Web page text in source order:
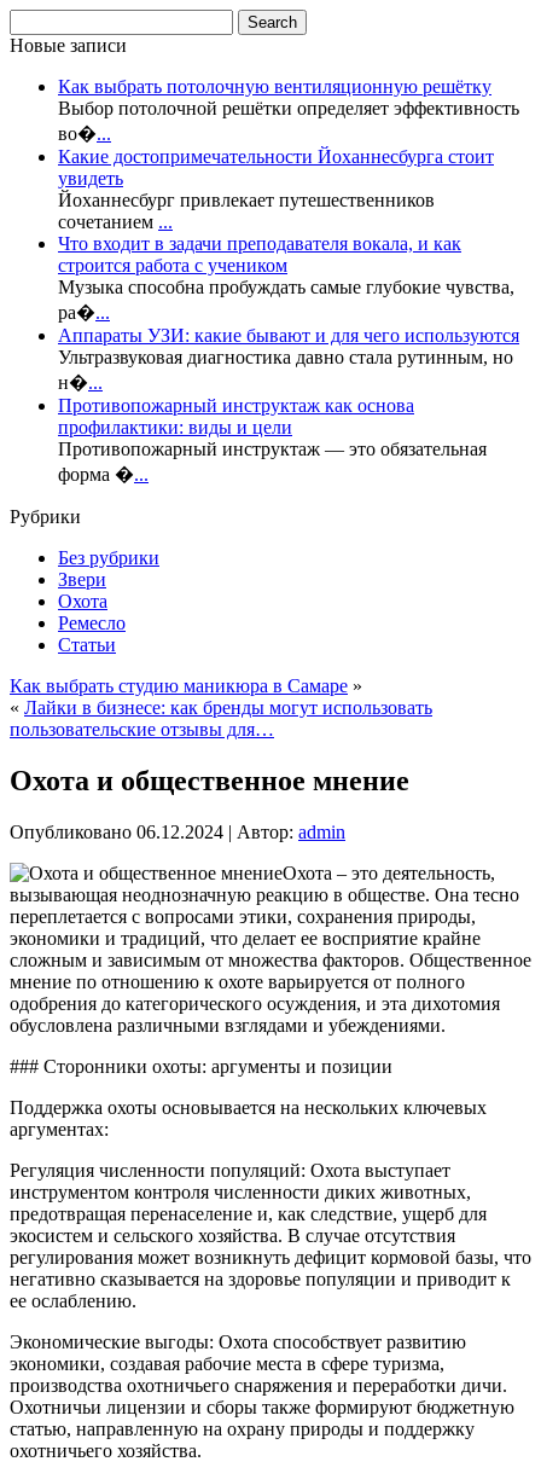
Новые записи
Как выбрать потолочную вентиляционную решётку
Выбор потолочной решётки определяет эффективность
во�...
Какие достопримечательности Йоханнесбурга стоит
увидеть
Йоханнесбург привлекает путешественников
сочетанием ...
Что входит в задачи преподавателя вокала, и как
строится работа с учеником
Музыка способна пробуждать самые глубокие чувства,
ра�...
Аппараты УЗИ: какие бывают и для чего используются
Ультразвуковая диагностика давно стала рутинным, но
н�...
Противопожарный инструктаж как основа
профилактики: виды и цели
Противопожарный инструктаж — это обязательная
форма �...
Рубрики
Без рубрики
Звери
Охота
Ремесло
Статьи
Как выбрать студию маникюра в Самаре »
« Лайки в бизнесе: как бренды могут использовать
пользовательские отзывы для…
Охота и общественное мнение
Опубликовано 06.12.2024 | Автор: admin
Охота – это деятельность,
вызывающая неоднозначную реакцию в обществе. Она тесно
переплетается с вопросами этики, сохранения природы,
экономики и традиций, что делает ее восприятие крайне
сложным и зависимым от множества факторов. Общественное
мнение по отношению к охоте варьируется от полного
одобрения до категорического осуждения, и эта дихотомия
обусловлена различными взглядами и убеждениями.
### Сторонники охоты: аргументы и позиции
Поддержка охоты основывается на нескольких ключевых
аргументах:
Регуляция численности популяций: Охота выступает
инструментом контроля численности диких животных,
предотвращая перенаселение и, как следствие, ущерб для
экосистем и сельского хозяйства. В случае отсутствия
регулирования может возникнуть дефицит кормовой базы, что
негативно сказывается на здоровье популяции и приводит к
ее ослаблению.
Экономические выгоды: Охота способствует развитию
экономики, создавая рабочие места в сфере туризма,
производства охотничьего снаряжения и переработки дичи.
Охотничьи лицензии и сборы также формируют бюджетную
статью, направленную на охрану природы и поддержку
охотничьего хозяйства.